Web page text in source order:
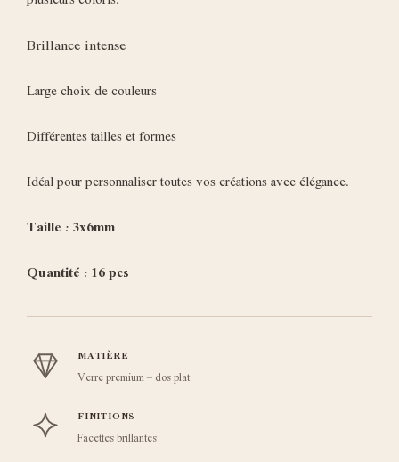
Brillance intense
Large choix de couleurs
Différentes tailles et formes
Idéal pour personnaliser toutes vos créations avec élégance.
Taille : 3x6mm
Quantité : 16 pcs
MATIÈRE
Verre premium – dos plat
FINITIONS
Facettes brillantes